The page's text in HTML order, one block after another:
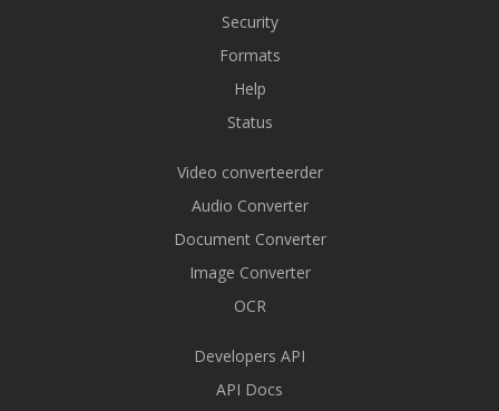
Security
Formats
Help
Status
Video converteerder
Audio Converter
Document Converter
Image Converter
OCR
Developers API
API Docs